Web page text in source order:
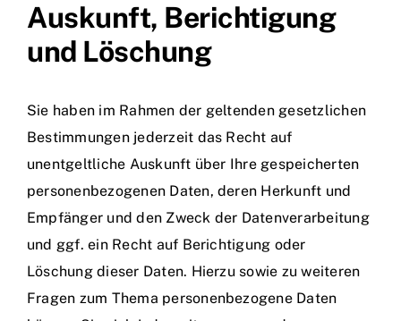
Auskunft, Berichtigung
und Löschung
Sie haben im Rahmen der geltenden gesetzlichen
Bestimmungen jederzeit das Recht auf
unentgeltliche Auskunft über Ihre gespeicherten
personenbezogenen Daten, deren Herkunft und
Empfänger und den Zweck der Datenverarbeitung
und ggf. ein Recht auf Berichtigung oder
Löschung dieser Daten. Hierzu sowie zu weiteren
Fragen zum Thema personenbezogene Daten